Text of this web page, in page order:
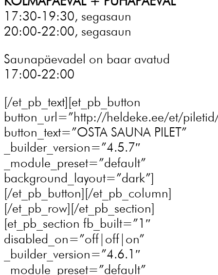
17:30-19:30, segasaun
20:00-22:00, segasaun
Saunapäevadel on baar avatud
17:00-22:00
[/et_pb_text][et_pb_button
button_url=”http://heldeke.ee/et/
button_text=”OSTA SAUNA PILET”
_builder_version=”4.5.7″
_module_preset=”default”
background_layout=”dark”]
[/et_pb_button][/et_pb_column]
[/et_pb_row][/et_pb_section]
[et_pb_section fb_built=”1″
disabled_on=”off|off|on”
_builder_version=”4.6.1″
_module_preset=”default”